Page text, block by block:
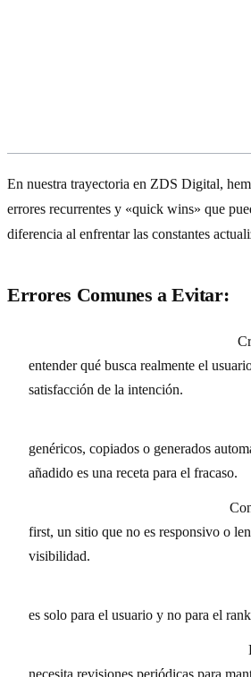
En nuestra trayectoria en ZDS Digital,
errores recurrentes y «quick wins» que
diferencia al enfrentar las constantes
Errores Comunes a Evitar:
entender qué busca realmente el
satisfacción de la intención.
genéricos, copiados o generados
añadido es una receta para el fracaso.
first, un sitio que no es responsivo o
visibilidad.
es solo para el usuario y no para el
necesita revisiones periódicas para